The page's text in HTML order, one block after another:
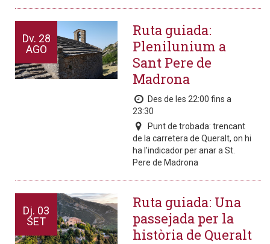
Dv. 28
AGO
Ruta guiada:
Plenilunium a
Sant Pere de
Madrona
Des de les 22:00 fins a
23:30
Punt de trobada: trencant
de la carretera de Queralt, on hi
ha l'indicador per anar a St.
Pere de Madrona
Dj. 03
SET
Ruta guiada: Una
passejada per la
història de Queralt